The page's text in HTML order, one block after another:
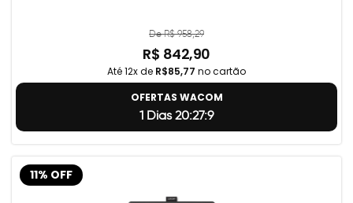
De R$ 958,29
R$ 842,90
Até 12x de R$85,77 no cartão
OFERTAS WACOM
1 Dias 20:27:8
11% OFF